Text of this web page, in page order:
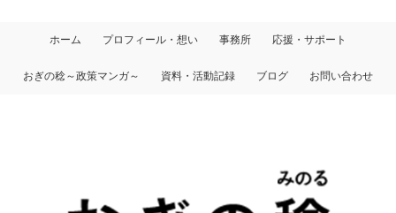
ホーム プロフィール・想い 事務所 応援・サポート
おぎの稔～政策マンガ～ 資料・活動記録 ブログ お問い合わせ